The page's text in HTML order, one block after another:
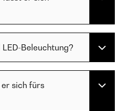
Beleuchtung?
sich fürs